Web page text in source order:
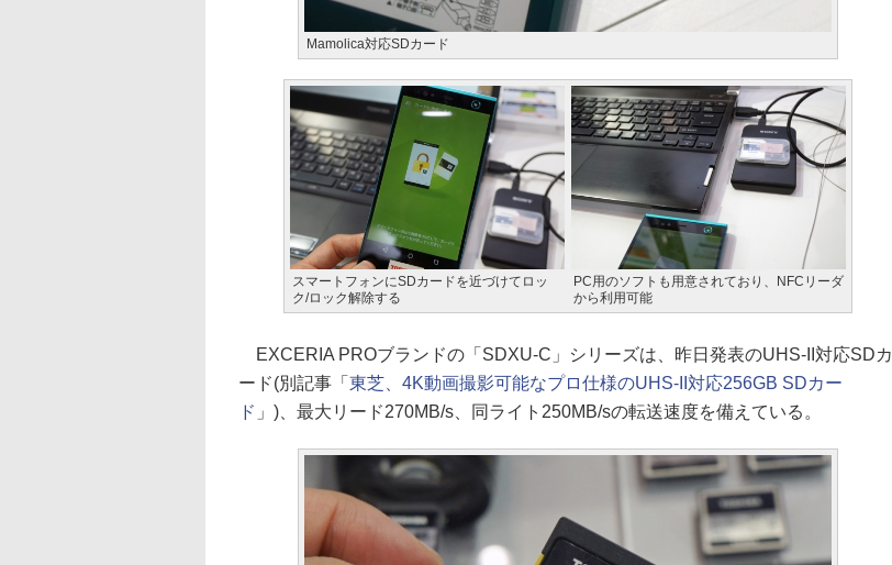
Mamolica対応SDカード
スマートフォンにSDカードを近づけてロッ
ク/ロック解除する
PC用のソフトも用意されており、NFCリーダ
から利用可能
EXCERIA PROブランドの「SDXU-C」シリーズは、昨日発表のUHS-II対応SDカ
ード(別記事「 東芝、4K動画撮影可能なプロ仕様のUHS-II対応256GB SDカー
ド 」)、最大リード270MB/s、同ライト250MB/sの転送速度を備えている。